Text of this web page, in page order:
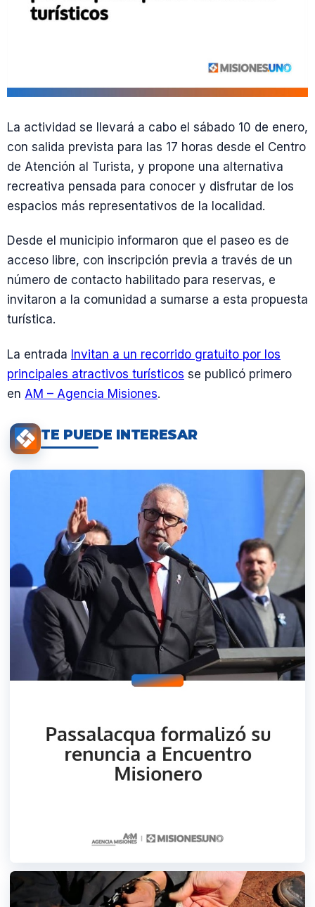
La actividad se llevará a cabo el sábado 10 de enero,
con salida prevista para las 17 horas desde el Centro
de Atención al Turista, y propone una alternativa
recreativa pensada para conocer y disfrutar de los
espacios más representativos de la localidad.
Desde el municipio informaron que el paseo es de
acceso libre, con inscripción previa a través de un
número de contacto habilitado para reservas, e
invitaron a la comunidad a sumarse a esta propuesta
turística.
La entrada Invitan a un recorrido gratuito por los
principales atractivos turísticos se publicó primero
en AM – Agencia Misiones.
TE PUEDE INTERESAR